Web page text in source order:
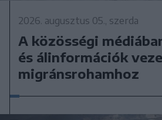
2026. augusztus 05., szerda
A közösségi
és álinformációk
migránsrohamhoz